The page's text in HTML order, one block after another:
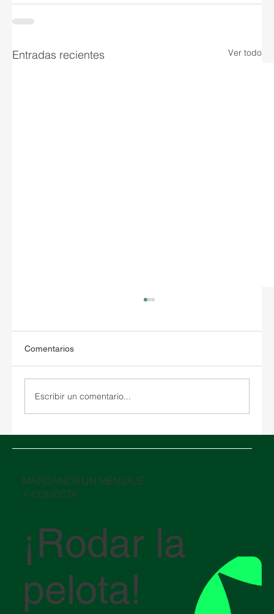
Entradas recientes Ver todo
Comentarios
Escribir un comentario...
​MÁNDANOS UN MENSAJE
Y CONECTA
¡Rodar la
pelota!